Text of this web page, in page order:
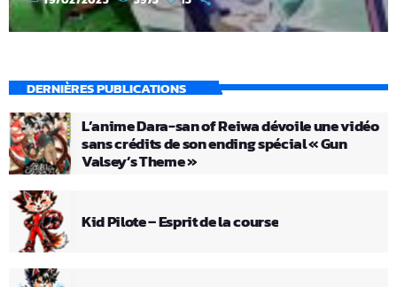
DERNIÈRES PUBLICATIONS
L’anime Dara-san of Reiwa dévoile une vidéo
sans crédits de son ending spécial « Gun
Valsey’s Theme »
Kid Pilote – Esprit de la course